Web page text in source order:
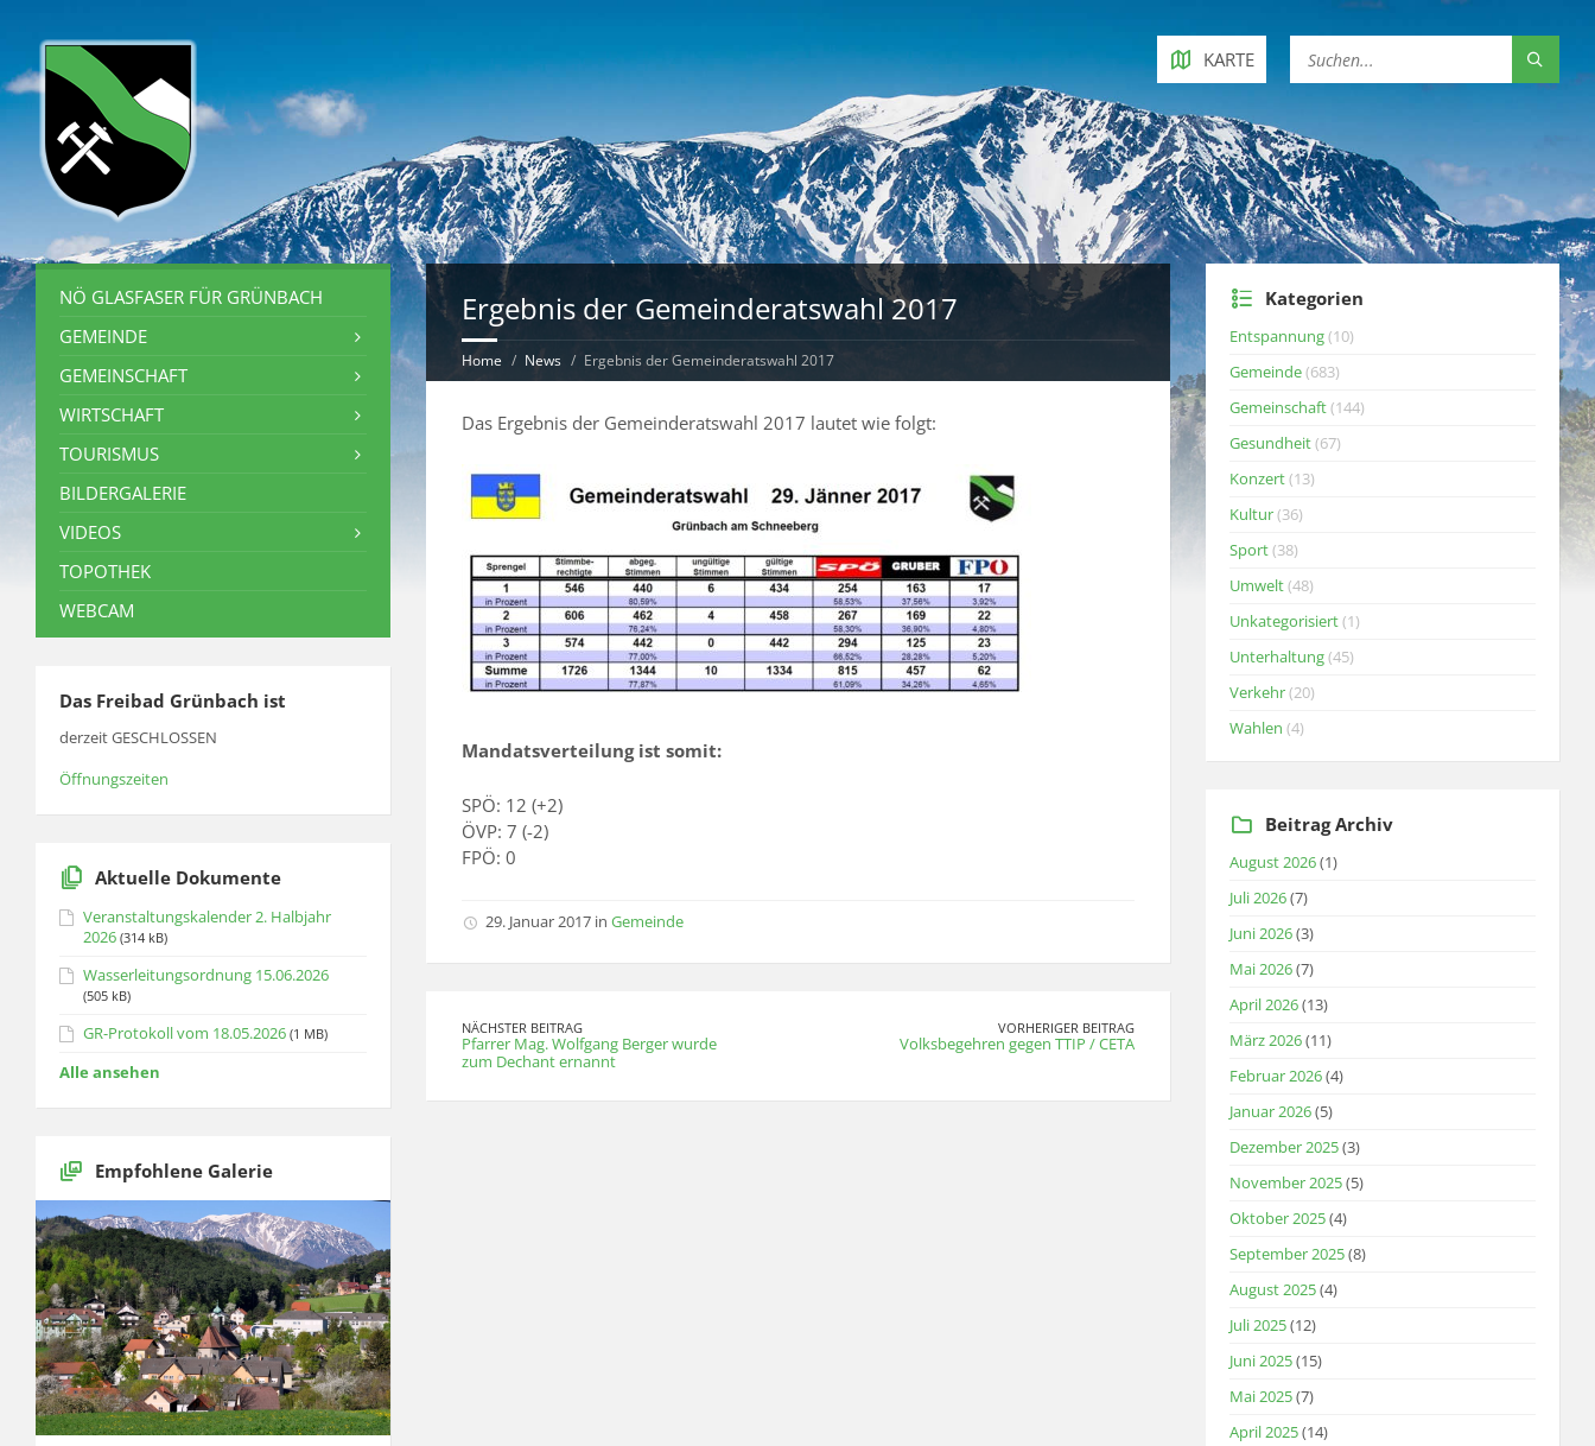
KARTE
Ergebnis der Gemeinderatswahl 2017
Home News Ergebnis der Gemeinderatswahl 2017
Das Ergebnis der Gemeinderatswahl 2017 lautet wie folgt:
Mandatsverteilung ist somit:
SPÖ: 12 (+2)
ÖVP: 7 (-2)
FPÖ: 0
29. Januar 2017 in Gemeinde
NÄCHSTER BEITRAG
Pfarrer Mag. Wolfgang Berger wurde
zum Dechant ernannt
VORHERIGER BEITRAG
Volksbegehren gegen TTIP / CETA
NÖ GLASFASER FÜR GRÜNBACH
GEMEINDE
GEMEINSCHAFT
WIRTSCHAFT
TOURISMUS
BILDERGALERIE
VIDEOS
TOPOTHEK
WEBCAM
Das Freibad Grünbach ist
derzeit GESCHLOSSEN
Öffnungszeiten
Aktuelle Dokumente
Veranstaltungskalender 2. Halbjahr
2026 (314 kB)
Wasserleitungsordnung 15.06.2026
(505 kB)
GR-Protokoll vom 18.05.2026 (1 MB)
Alle ansehen
Empfohlene Galerie
Kategorien
Entspannung(10)
Gemeinde(683)
Gemeinschaft(144)
Gesundheit(67)
Konzert(13)
Kultur(36)
Sport(38)
Umwelt(48)
Unkategorisiert(1)
Unterhaltung(45)
Verkehr(20)
Wahlen (4)
Beitrag Archiv
August 2026(1)
Juli 2026(7)
Juni 2026(3)
Mai 2026(7)
April 2026(13)
März 2026(11)
Februar 2026(4)
Januar 2026(5)
Dezember 2025(3)
November 2025(5)
Oktober 2025(4)
September 2025(8)
August 2025(4)
Juli 2025(12)
Juni 2025(15)
Mai 2025(7)
April 2025(14)